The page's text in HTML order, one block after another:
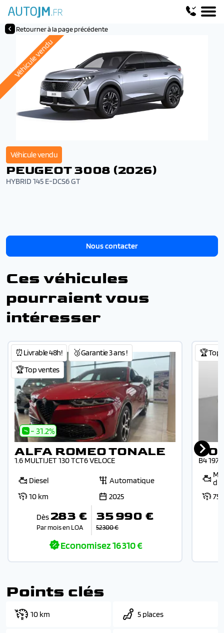
Retourner à la page précédente
Véhicule vendu
Véhicule vendu
PEUGEOT 3008 (2026)
HYBRID 145 E-DCS6 GT
Nous contacter
Ces véhicules
pourraient vous
intéresser
⏰Livrable 48h!
🥉Garantie 3 ans !
🏆Top ventes
- 31.2%
ALFA ROMEO TONALE
1.6 MULTIJET 130 TCT6 VELOCE
Diesel
Automatique
10 km
2025
Dès 283 €
Par mois en LOA
35 990 €
52 300 €
Economisez16 310 €
🏆Top
B4 197
Points clés
10 km 5 places